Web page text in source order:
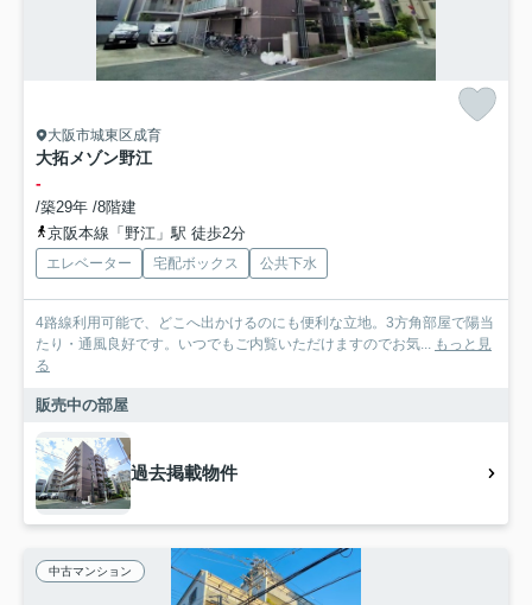
大阪市城東区成育
大拓メゾン野江
-
/築29年 /8階建
京阪本線「野江」駅 徒歩2分
エレベーター 宅配ボックス 公共下水
4路線利用可能で、どこへ出かけるのにも便利な立地。3方角部屋で陽当
たり・通風良好です。いつでもご内覧いただけますのでお気... もっと見
る
販売中の部屋
過去掲載物件
中古マンション